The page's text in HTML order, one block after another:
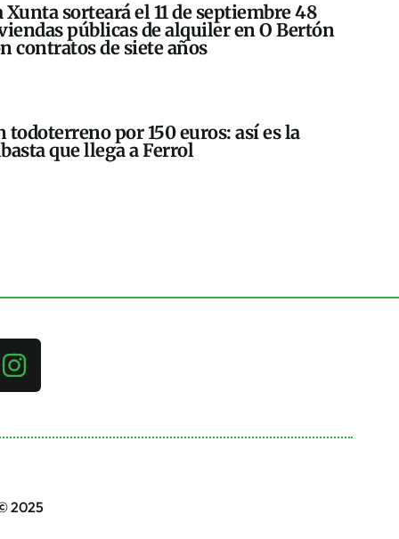
Xunta sorteará el 11 de septiembre 48
públicas de alquiler en O Bertón
contratos de siete años
todoterreno por 150 euros: así es la
que llega a Ferrol
2025